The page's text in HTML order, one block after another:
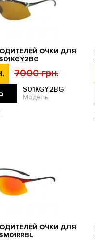
ОЧКИ ДЛЯ
7000 грн.
S01KGY2BG
Модель
ОЧКИ ДЛЯ